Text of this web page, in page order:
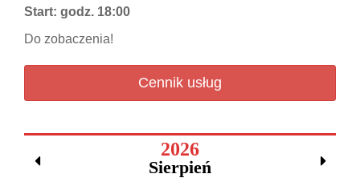
Start: godz. 18:00
Do zobaczenia!
Cennik usług
2026
Sierpień